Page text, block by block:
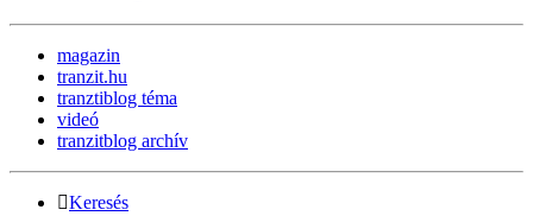
magazin
tranzit.hu
tranztiblog téma
videó
tranzitblog archív
Keresés